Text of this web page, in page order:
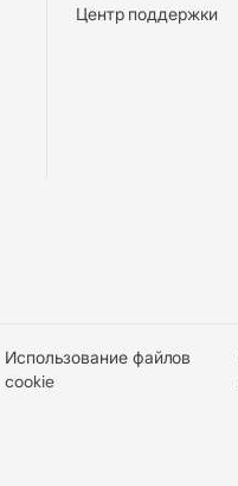
Центр поддержки
Использование файлов
cookie